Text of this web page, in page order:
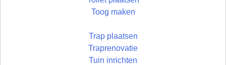
Toog maken
Trap plaatsen
Traprenovatie
Tuin inrichten